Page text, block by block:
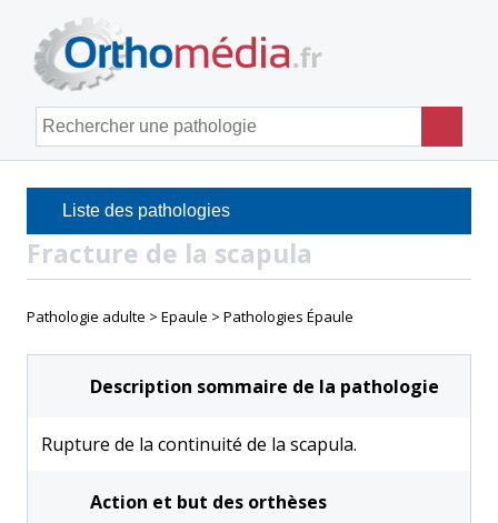
Rechercher une pathologie
Liste des pathologies
Fracture de la scapula
Pathologie adulte Epaule Pathologies Épaule
Description sommaire de la pathologie
Rupture de la continuité de la scapula.
Action et but des orthèses